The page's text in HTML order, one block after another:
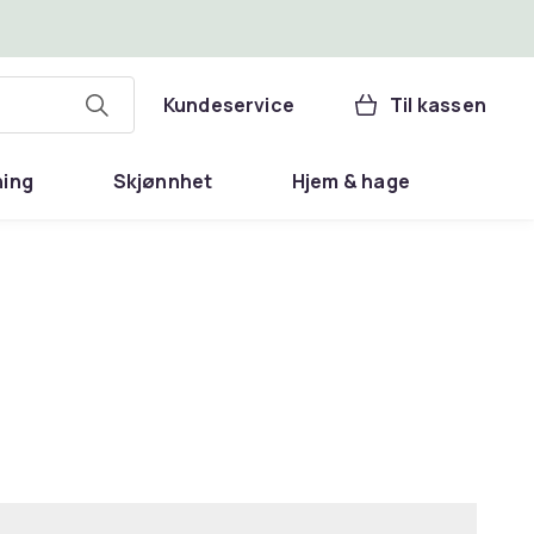
Kundeservice Til kassen
Skjønnhet Hjem & hage